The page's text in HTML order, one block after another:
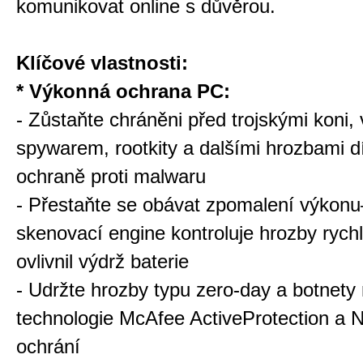
komunikovat online s důvěrou.
Klíčové vlastnosti:
* Výkonná ochrana PC:
- Zůstaňte chráněni před trojskými koni,
spywarem, rootkity a dalšími hrozbami
ochraně proti malwaru
- Přestaňte se obávat zpomalení
skenovací engine kontroluje hrozby
ovlivnil výdrž baterie
- Udržte hrozby typu zero-day a
technologie McAfee ActiveProtection a
ochrání